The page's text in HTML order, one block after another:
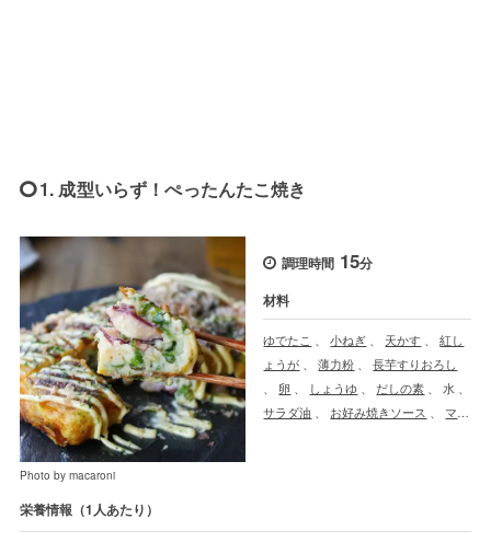
1. 成型いらず！ぺったんたこ焼き
Photo by macaroni
調理時間 15分
材料
ゆでたこ 、小ねぎ 、 天かす 、紅し
ょうが 、薄力粉 、長芋すりおろし
、 卵 、 しょうゆ 、 だしの素 、水 、
サラダ油 、 お好み焼きソース 、 マヨ
栄養情報（1人あたり）